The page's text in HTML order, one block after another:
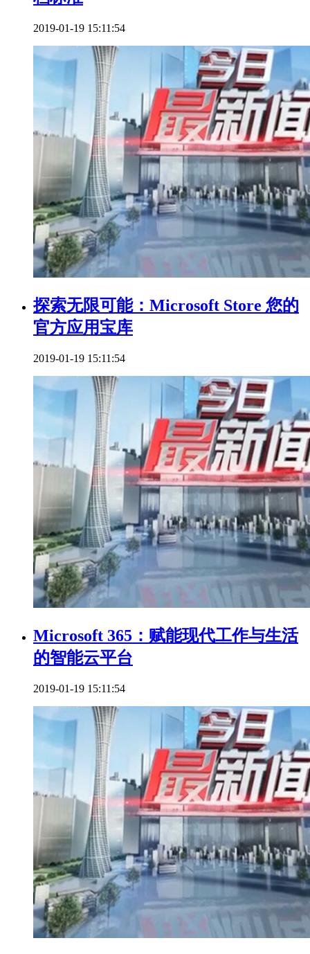
2019-01-19 15:11:54
探索无限可能：Microsoft Store 您的
官方应用宝库
2019-01-19 15:11:54
Microsoft 365：赋能现代工作与生活
的智能云平台
2019-01-19 15:11:54